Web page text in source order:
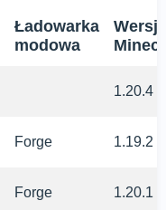
Ładowarka
modowa
Wersja
1.20.4
Forge 1.19.2
Forge 1.20.1